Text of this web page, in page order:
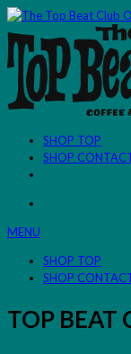
SHOP TOP
SHOP
MENU
SHOP TOP
SHOP
TOP BEAT